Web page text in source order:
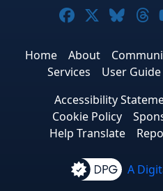
Joomla! on
Joomla!
Home About
Services
User Guide
Accessibility
Cookie Policy
Help Translate
A